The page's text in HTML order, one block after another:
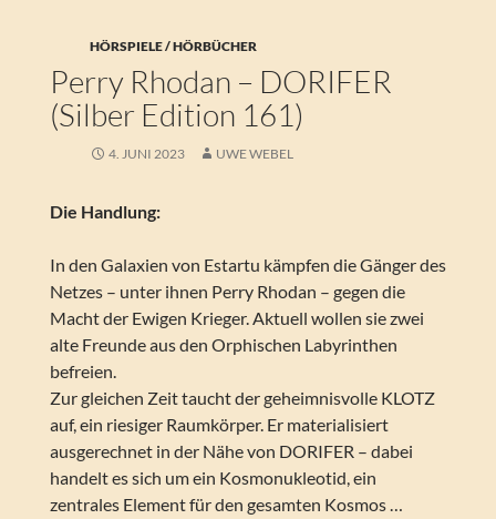
HÖRSPIELE / HÖRBÜCHER
Perry Rhodan – DORIFER
(Silber Edition 161)
4. JUNI 2023 UWE WEBEL
Die Handlung:
In den Galaxien von Estartu kämpfen die Gänger des
Netzes – unter ihnen Perry Rhodan – gegen die
Macht der Ewigen Krieger. Aktuell wollen sie zwei
alte Freunde aus den Orphischen Labyrinthen
befreien.
Zur gleichen Zeit taucht der geheimnisvolle KLOTZ
auf, ein riesiger Raumkörper. Er materialisiert
ausgerechnet in der Nähe von DORIFER – dabei
handelt es sich um ein Kosmonukleotid, ein
zentrales Element für den gesamten Kosmos …